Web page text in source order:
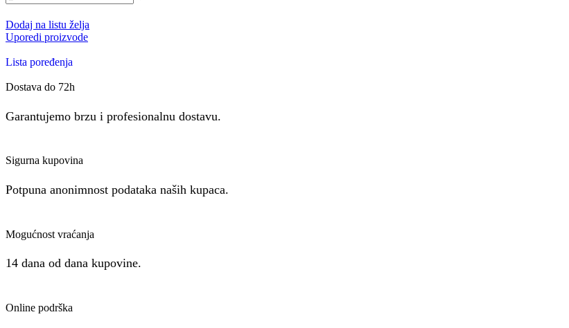
Dodaj na listu želja
Uporedi proizvode
Lista poređenja
Dostava do 72h
Garantujemo brzu i profesionalnu dostavu.
Sigurna kupovina
Potpuna anonimnost podataka naših kupaca.
Mogućnost vraćanja
14 dana od dana kupovine.
Online podrška